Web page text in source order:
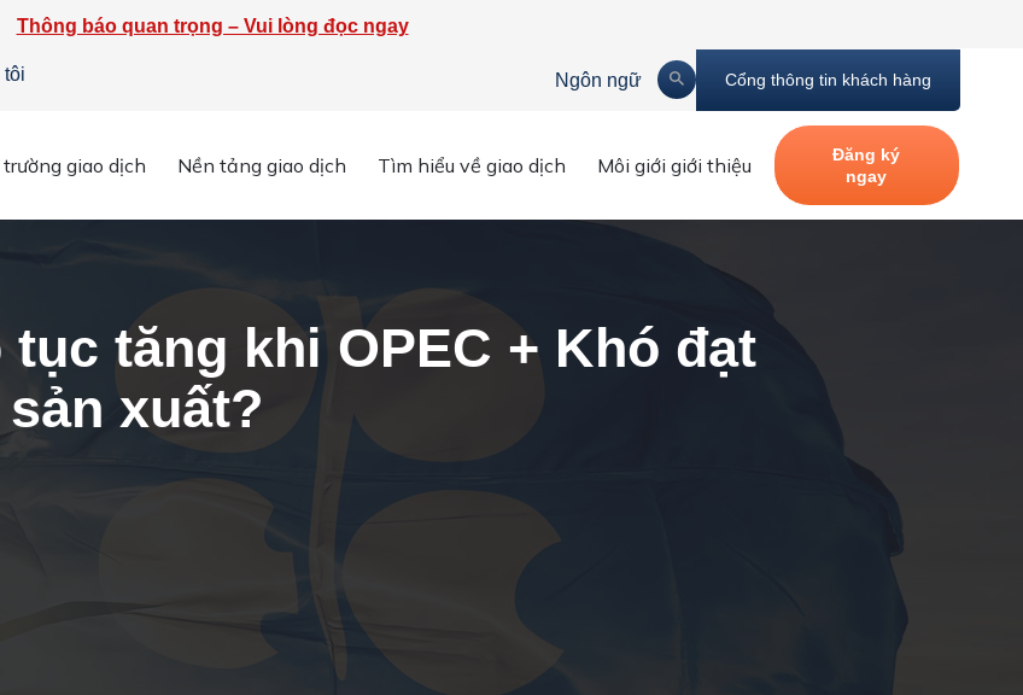
Thông báo quan trọng – Vui lòng đọc ngay
tôi Ngôn ngữ Cổng thông tin khách hàng
giao dịch Nền tảng giao dịch Tìm hiểu về giao dịch Môi giới giới thiệu
Đăng ký
ngay
tăng khi OPEC + Khó đạt
xuất?